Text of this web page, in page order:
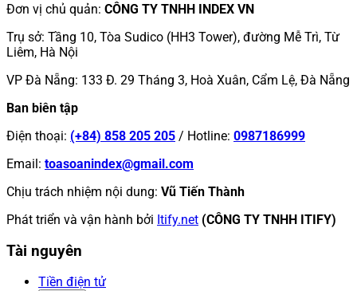
Đơn vị chủ quản: CÔNG TY TNHH INDEX VN
Trụ sở: Tầng 10, Tòa Sudico (HH3 Tower), đường Mễ Trì, Từ
Liêm, Hà Nội
VP Đà Nẵng: 133 Đ. 29 Tháng 3, Hoà Xuân, Cẩm Lệ, Đà Nẵng
Ban biên tập
Điện thoại: (+84) 858 205 205 / Hotline: 0987186999
Email: toasoanindex@gmail.com
Chịu trách nhiệm nội dung: Vũ Tiến Thành
Phát triển và vận hành bởi Itify.net (CÔNG TY TNHH ITIFY)
Tài nguyên
Tiền điện tử